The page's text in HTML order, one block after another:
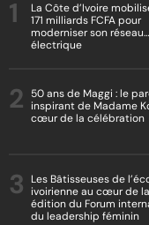
La Côte d’Ivoire
171 milliards FCFA pour
moderniser son réseau
électrique
50 ans de Maggi : le
inspirant de Madame
cœur de la célébration
Les Bâtisseuses de
ivoirienne au cœur de
édition du Forum
du leadership féminin